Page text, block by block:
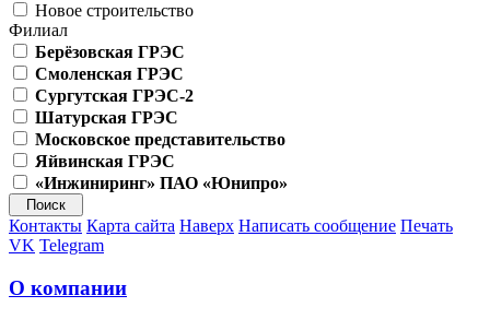
Новое строительство
Филиал
Берёзовская ГРЭС
Смоленская ГРЭС
Сургутская ГРЭС-2
Шатурская ГРЭС
Московское представительство
Яйвинская ГРЭС
«Инжиниринг» ПАО «Юнипро»
Контакты Карта сайта Наверх Написать сообщение Печать
VK Telegram
О компании